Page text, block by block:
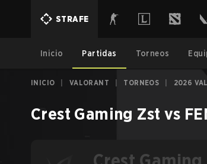
STRAFE
Inicio Partidas Torneos
INICIO VALORANT TORNEOS 2026
Crest Gaming Zst vs